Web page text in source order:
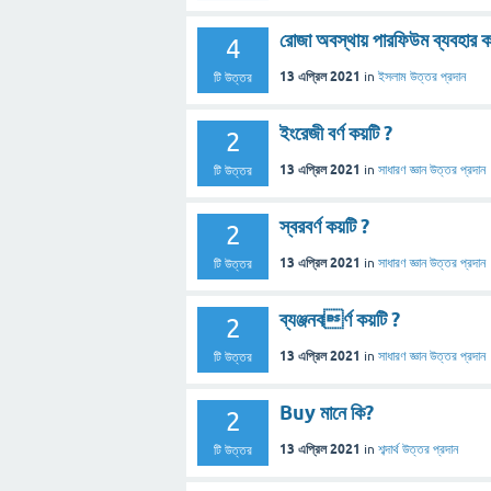
4
টি উত্তর
রোজা অবস্থায় পারফিউম ব্যবহার
13 এপ্রিল 2021 in ইসলাম উত্তর প্রদান
2
টি উত্তর
ইংরেজী বর্ণ কয়টি ?
13 এপ্রিল 2021 in সাধারণ জ্ঞান উত্তর প্রদান
2
টি উত্তর
স্বরবর্ণ কয়টি ?
13 এপ্রিল 2021 in সাধারণ জ্ঞান উত্তর প্রদান
2
টি উত্তর
ব্যঞ্জনবর্ণ কয়টি ?
13 এপ্রিল 2021 in সাধারণ জ্ঞান উত্তর প্রদান
2
টি উত্তর
Buy মানে কি?
13 এপ্রিল 2021 in শব্দার্থ উত্তর প্রদান